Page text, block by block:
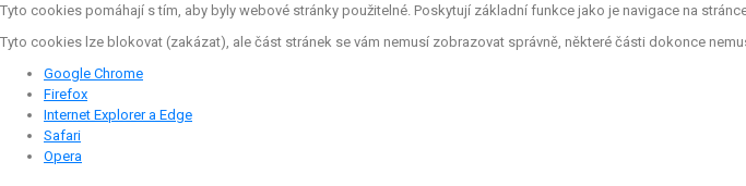
Tyto cookies pomáhají s tím, aby byly webové stránky použitelné. Poskytují základní funkce jako je navigace na
Tyto cookies lze blokovat (zakázat), ale část stránek se vám nemusí zobrazovat správně, některé části dokonce
Google Chrome
Firefox
Internet Explorer a Edge
Safari
Opera